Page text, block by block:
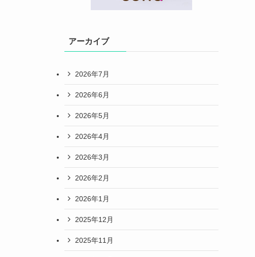
アーカイブ
2026年7月
2026年6月
2026年5月
2026年4月
2026年3月
2026年2月
2026年1月
2025年12月
2025年11月